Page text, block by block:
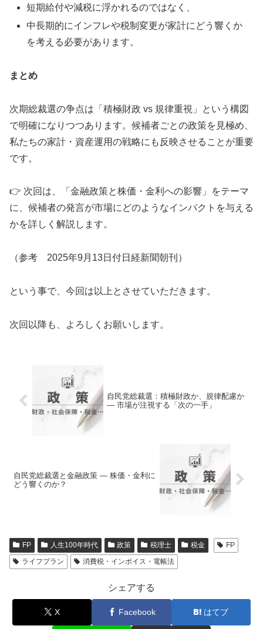
短期給付や減税に浮かれるのではなく、
中長期的にインフレや税制変更が家計にどう響くか
を考える必要があります。
まとめ
次期総裁選の争点は「積極財政 vs 規律重視」という構図
で明確になりつつあります。候補者ごとの政策を見極め、
私たちの家計・資産運用の戦略にも反映させることが重要
です。
👉 次回は、「金融政策と株価・金利への影響」をテーマ
に、候補者の発言が市場にどのようなインパクトを与える
かを詳しく解説します。
（参考 2025年9月13日付日経新聞朝刊）
という事で、今回は以上とさせていただきます。
次回以降も、よろしくお願いします。
自民党総裁選：積極財政か、規律配慮か
― 市場が注視する「次の一手」
自民党総裁選と金融政策 ― 株価・金利に
どう響くのか？
FP 人生100年時代 政策 税理士 税金
FP
ライフプラン
消費税・インボイス・電帳法
シェアする
X Facebook はてブ